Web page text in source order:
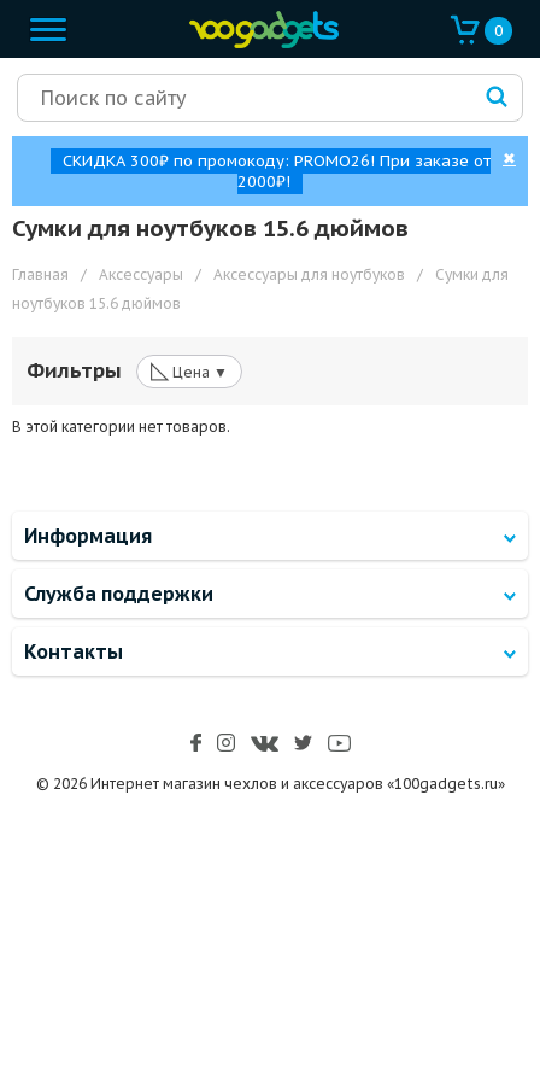
0
СКИДКА 300₽ по промокоду: PROMO26! При заказе от
2000₽!
✖
Сумки для ноутбуков 15.6 дюймов
Главная / Аксессуары / Аксессуары для ноутбуков /
Сумки для
ноутбуков 15.6 дюймов
Фильтры ◺ Цена ▼
В этой категории нет товаров.
Информация
Служба поддержки
Контакты
© 2026 Интернет магазин чехлов и аксессуаров «100gadgets.ru»